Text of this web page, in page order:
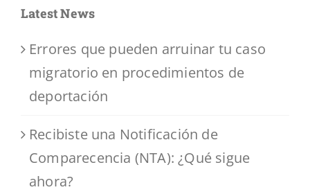
Latest News
Errores que pueden arruinar tu caso
migratorio en procedimientos de
deportación
Recibiste una Notificación de
Comparecencia (NTA): ¿Qué sigue
ahora?